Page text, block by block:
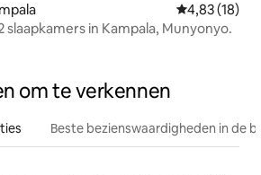
Gemiddelde
4,83 (18)
in Kampala, Munyonyo.
om te verkennen
Beste bezienswaardigheden in de